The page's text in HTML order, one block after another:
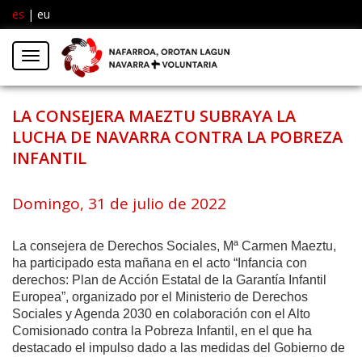
es | eu
Menú
LA CONSEJERA MAEZTU SUBRAYA LA
LUCHA DE NAVARRA CONTRA LA POBREZA
INFANTIL
Domingo, 31 de julio de 2022
La consejera de Derechos Sociales, Mª Carmen Maeztu,
ha participado esta mañana en el acto “Infancia con
derechos: Plan de Acción Estatal de la Garantía Infantil
Europea”, organizado por el Ministerio de Derechos
Sociales y Agenda 2030 en colaboración con el Alto
Comisionado contra la Pobreza Infantil, en el que ha
destacado el impulso dado a las medidas del Gobierno de